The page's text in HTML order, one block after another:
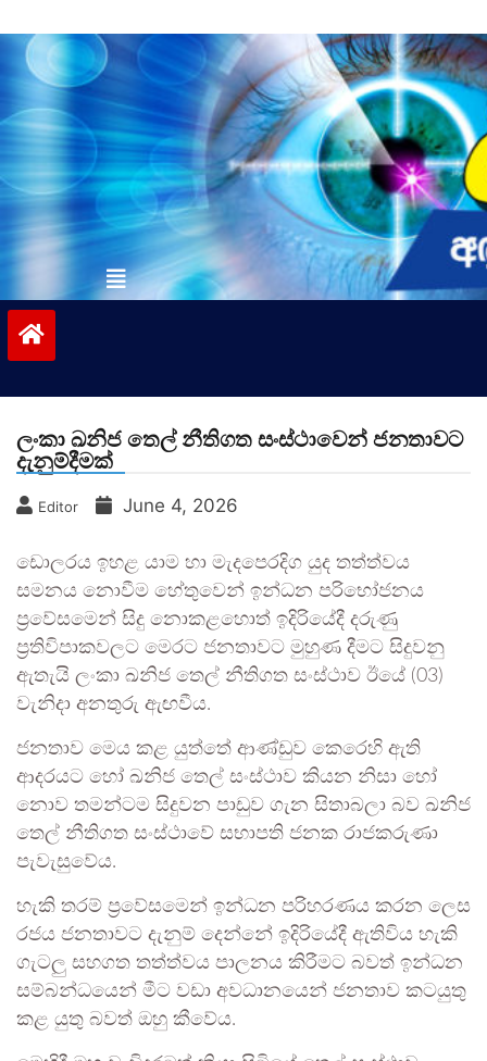
to
contentvinivida.lk
ලංකා ඛනිජ තෙල් නීතිගත සංස්ථාවෙන් ජනතාවට
දැනුම්දීමක්
Editor June 4, 2026
ඩොලරය ඉහළ යාම හා මැදපෙරදිග යුද තත්ත්වය
සමනය නොවීම හේතුවෙන් ඉන්ධන පරිභෝජනය
ප්‍රවේසමෙන් සිදු නොකළහොත් ඉදිරියේදී දරුණු
ප්‍රතිවිපාකවලට මෙරට ජනතාවට මුහුණ දීමට සිදුවනු
ඇතැයි ලංකා ඛනිජ තෙල් නීතිගත සංස්ථාව ඊයේ (03)
වැනිදා අනතුරු ඇඟවීය.
ජනතාව මෙය කළ යුත්තේ ආණ්ඩුව කෙරෙහි ඇති
ආදරයට හෝ ඛනිජ තෙල් සංස්ථාව කියන නිසා හෝ
නොව තමන්ටම සිදුවන පාඩුව ගැන සිතාබලා බව ඛනිජ
තෙල් නීතිගත සංස්ථාවේ සභාපති ජනක රාජකරුණා
පැවැසුවේය.
හැකි තරම් ප්‍රවේසමෙන් ඉන්ධන පරිහරණය කරන ලෙස
රජය ජනතාවට දැනුම් දෙන්නේ ඉදිරියේදී ඇතිවිය හැකි
ගැටලු සහගත තත්ත්වය පාලනය කිරීමට බවත් ඉන්ධන
සම්බන්ධයෙන් මීට වඩා අවධානයෙන් ජනතාව කටයුතු
කළ යුතු බවත් ඔහු කීවේය.